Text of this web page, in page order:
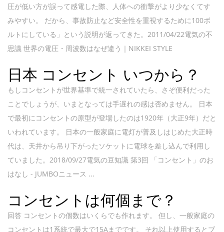
圧が低い方が誤って感電した際、人体への衝撃がより少なくてす
みやすい。 だから、事故防止など安全性を重視するために100ボ
ルトにしている」という説明が返ってきた。2011/04/22電気の不
思議 世界の電圧・周波数はなぜ違う｜NIKKEI STYLE
日本 コンセント いつから？
もしコンセントが世界基準で統一されていたら、さぞ便利だった
ことでしょうが、いまとなっては手遅れの感は否めません。 日本
で最初にコンセントの原型が登場したのは1920年（大正9年）だと
いわれています。 日本の一般家庭に電灯が普及しはじめた大正時
代は、天井から吊り下がったソケットに電球を差し込んで利用し
ていました。2018/09/27電気の豆知識 第3回 「コンセント」のお
はなし - JUMBOニュース ...
コンセントは何個まで？
回答 コンセントの個数はいくらでも作れます。 但し、一般家庭の
コンセントは1系統で最大で15Aまでです。 それ以上使用するとブ